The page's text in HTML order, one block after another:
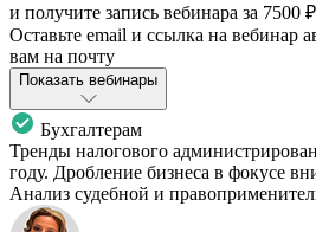
и получите запись вебинара за 7500 ₽
Оставьте email и ссылка на вебинар
вам на почту
Показать вебинары
Бухгалтерам
Тренды налогового
году. Дробление бизнеса в фокусе
Анализ судебной и